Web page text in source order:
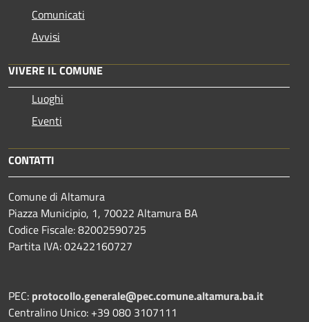
Comunicati
Avvisi
VIVERE IL COMUNE
Luoghi
Eventi
CONTATTI
Comune di Altamura
Piazza Municipio, 1, 70022 Altamura BA
Codice Fiscale: 82002590725
Partita IVA: 02422160727
PEC: protocollo.generale@pec.comune.altamura.ba.it
Centralino Unico: +39 080 3107111